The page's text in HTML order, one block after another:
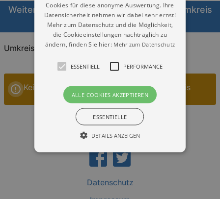
Weitere Veranstaltungen Eintritt frei im Umkreis
von Bad Elster heute
Umkreis: 20KM 30KM 40KM
Keine Veranstaltungen im gewählten Umkreis
Datenschutz
Cookies für diese anonyme Auswertung. Ihre
Datensicherheit nehmen wir dabei sehr ernst!
Mehr zum Datenschutz und die Möglichkeit,
die Cookieeinstellungen nachträglich zu
ändern, finden Sie hier: Mehr zum Datenschutz
ESSENTIELL PERFORMANCE
ALLE COOKIES AKZEPTIEREN
ESSENTIELLE
DETAILS ANZEIGEN